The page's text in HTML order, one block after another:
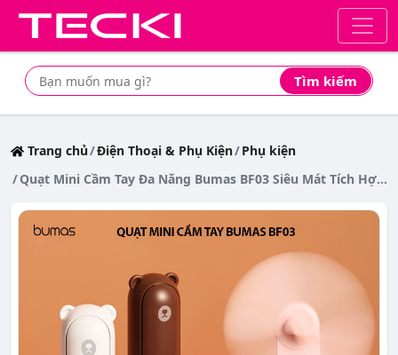
Tìm kiếm
Tìm mua sản phẩm giá rẻ nhất
Trang chủ Điện Thoại & Phụ Kiện Phụ kiện
Quạt Mini Cầm Tay Đa Năng Bumas BF03 Siêu Mát Tích Hợp Đèn - Sạc Dự Phòng Tiện Lợi - Quạt Mini Gấu Bear Cute